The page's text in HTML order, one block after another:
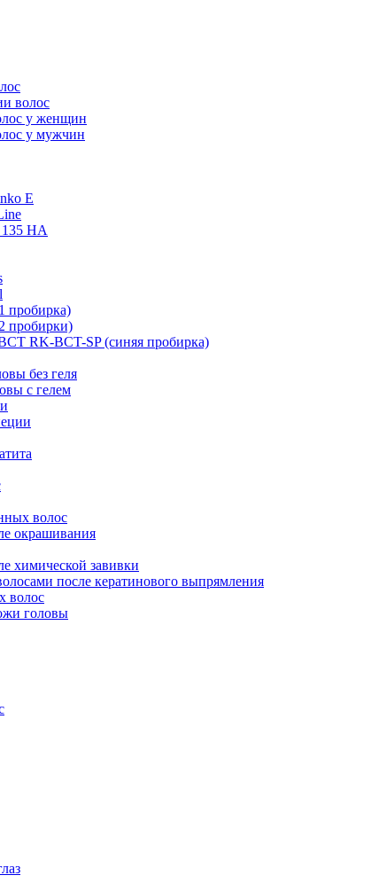
волос
у женщин
у мужчин
E
HA
пробирка)
пробирки)
RK-BCT-SP (синяя пробирка)
без геля
с гелем
волос
окрашивания
химической завивки
после кератинового выпрямления
волос
головы